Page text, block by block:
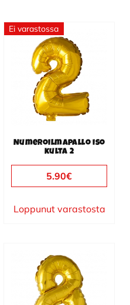
Ei varastossa
Numeroilmapallo iso
kulta 2
5.90€
Loppunut varastosta